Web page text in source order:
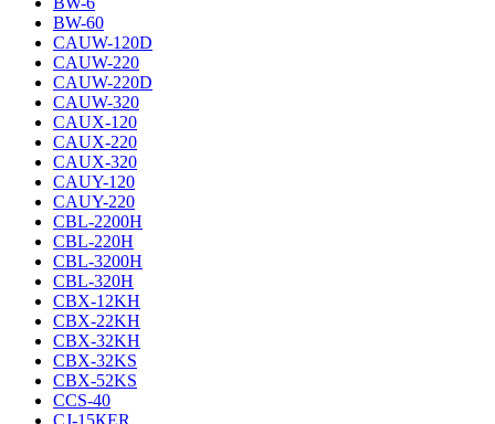
BW-60
CAUW-120D
CAUW-220
CAUW-220D
CAUW-320
CAUX-120
CAUX-220
CAUX-320
CAUY-120
CAUY-220
CBL-2200H
CBL-220H
CBL-3200H
CBL-320H
CBX-12KH
CBX-22KH
CBX-32KH
CBX-32KS
CBX-52KS
CCS-40